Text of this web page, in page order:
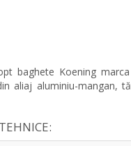
baghete Koening
aliaj aluminiu-mangan,